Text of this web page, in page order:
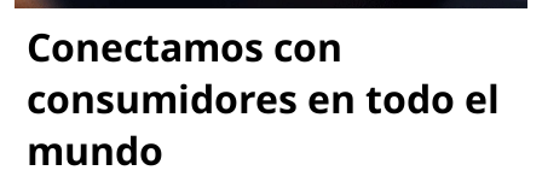
Conectamos con
consumidores en todo el
mundo